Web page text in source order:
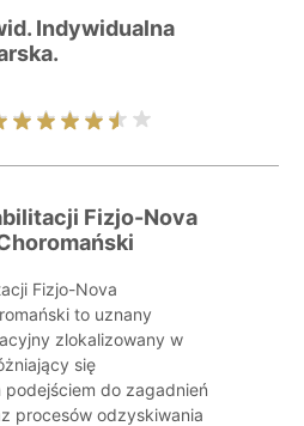
Indywidualna
Fizjo-Nova
Fizjo-Nova
to uznany
zlokalizowany w
się
do zagadnień
procesów odzyskiwania